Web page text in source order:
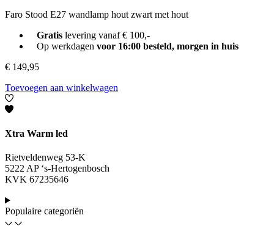
Faro Stood E27 wandlamp hout zwart met hout
Gratislevering vanaf € 100,-
Op werkdagen voor 16:00 besteld, morgen in huis
€ 149,95
Toevoegen aan winkelwagen
Xtra Warm led
Rietveldenweg 53-K
5222 AP ‘s-Hertogenbosch
KVK 67235646
Populaire categoriën